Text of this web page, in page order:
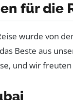
für die
wurde von
Beste aus
und wir